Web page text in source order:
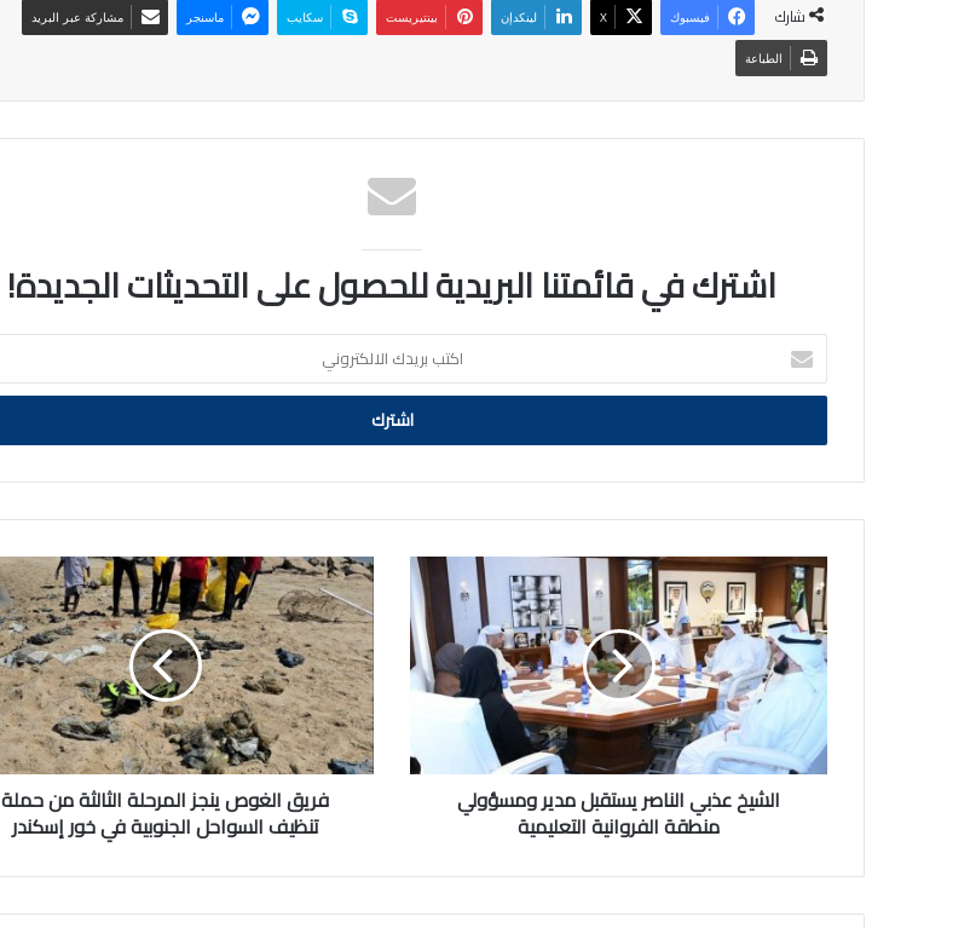
شارك فيسبوك ‫X لينكدإن بينتيريست سكايب ماسنجر مشاركة عبر البريد
الطباعة
اشترك في قائمتنا البريدية للحصول على التحديثات الجديدة!
اكتب
بريدك
الالكتروني
الشيخ
عذبي
الناصر
يستقبل
مدير
ومسؤولي
منطقة
الفروانية
التعليمية
الشيخ عذبي الناصر يستقبل مدير ومسؤولي
منطقة الفروانية التعليمية
فريق
الغوص
ينجز
المرحلة
الثالثة
من
حملة
تنظيف
السواحل
الجنوبية
إسكندر
فريق الغوص ينجز المرحلة الثالثة من حملة
تنظيف السواحل الجنوبية في خور إسكندر